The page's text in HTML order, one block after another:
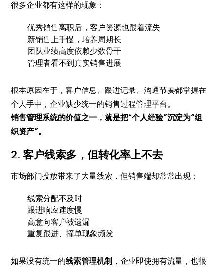
很多企业都有这样的现象：
优秀销售离职后，客户资源也跟着流失
新销售上手慢，培养周期长
团队业绩高度依赖少数骨干
管理者看不到真实销售进展
根本原因在于，客户信息、跟进记录、沟通节奏都掌握在
个人手中，企业缺少统一的销售过程管理平台。
销售管理系统的价值之一，就是把“个人经验”沉淀为“组
织资产”。
2. 客户线索多，但转化率上不去
市场部门投放带来了大量线索，但销售端却常常出现：
线索分配不及时
跟进响应速度慢
高意向客户被遗漏
重复跟进、撞单现象频发
如果没有统一的线索管理机制 ，企业即使拥有流量，也很